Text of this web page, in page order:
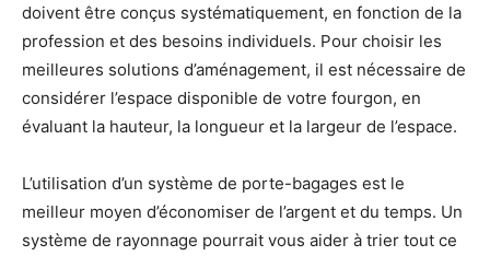
doivent être conçus systématiquement, en fonction de la
profession et des besoins individuels. Pour choisir les
meilleures solutions d’aménagement, il est nécessaire de
considérer l’espace disponible de votre fourgon, en
évaluant la hauteur, la longueur et la largeur de l’espace.
L’utilisation d’un système de porte-bagages est le
meilleur moyen d’économiser de l’argent et du temps. Un
système de rayonnage pourrait vous aider à trier tout ce